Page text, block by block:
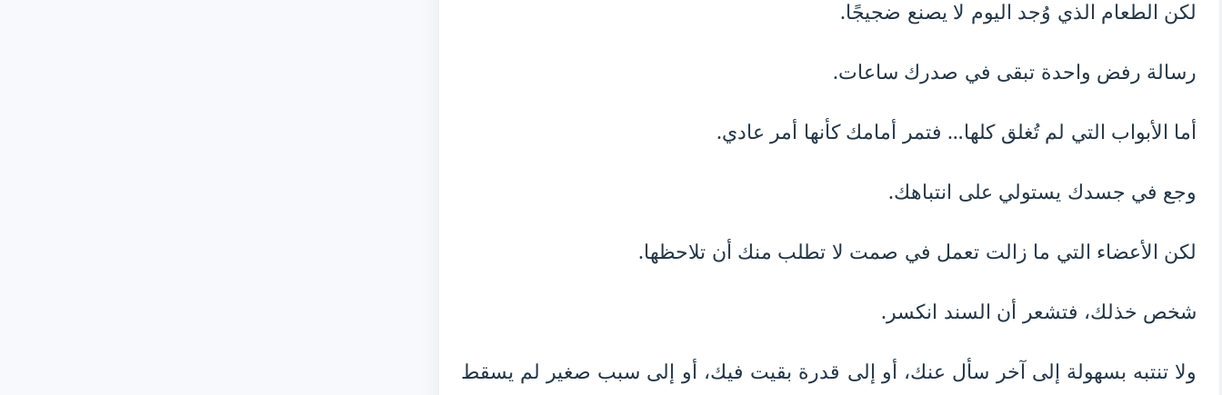
لكن الطعام الذي وُجد اليوم لا يصنع ضجيجًا.
رسالة رفض واحدة تبقى في صدرك ساعات.
أما الأبواب التي لم تُغلق كلها… فتمر أمامك كأنها أمر عادي.
وجع في جسدك يستولي على انتباهك.
لكن الأعضاء التي ما زالت تعمل في صمت لا تطلب منك أن تلاحظها.
شخص خذلك، فتشعر أن السند انكسر.
ولا تنتبه بسهولة إلى آخر سأل عنك، أو إلى قدرة بقيت فيك، أو إلى سبب صغير لم يسقط